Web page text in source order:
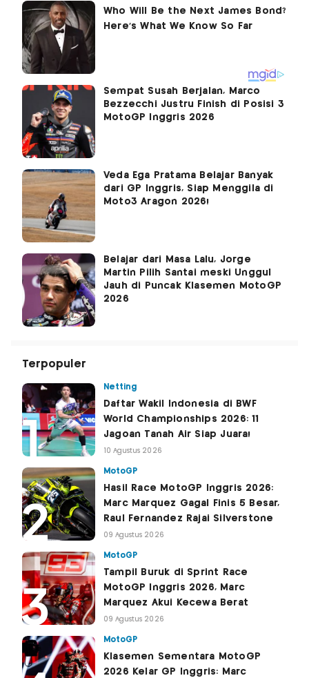
Sempat Susah Berjalan, Marco
Bezzecchi Justru Finish di Posisi 3
MotoGP Inggris 2026
Veda Ega Pratama Belajar Banyak
dari GP Inggris, Siap Menggila di
Moto3 Aragon 2026!
Belajar dari Masa Lalu, Jorge
Martin Pilih Santai meski Unggul
Jauh di Puncak Klasemen MotoGP
2026
Terpopuler
Netting
Daftar Wakil Indonesia di BWF
World Championships 2026: 11
Jagoan Tanah Air Siap Juara!
10 Agustus 2026
MotoGP
Hasil Race MotoGP Inggris 2026:
Marc Marquez Gagal Finis 5 Besar,
Raul Fernandez Rajai Silverstone
09 Agustus 2026
MotoGP
Tampil Buruk di Sprint Race
MotoGP Inggris 2026, Marc
Marquez Akui Kecewa Berat
09 Agustus 2026
MotoGP
Klasemen Sementara MotoGP
2026 Kelar GP Inggris: Marc